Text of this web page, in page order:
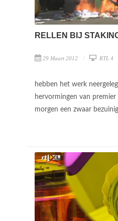
RELLEN BIJ
29 Maart 2012 RTL 4
hebben het werk
hervormingen van
morgen een zwaar